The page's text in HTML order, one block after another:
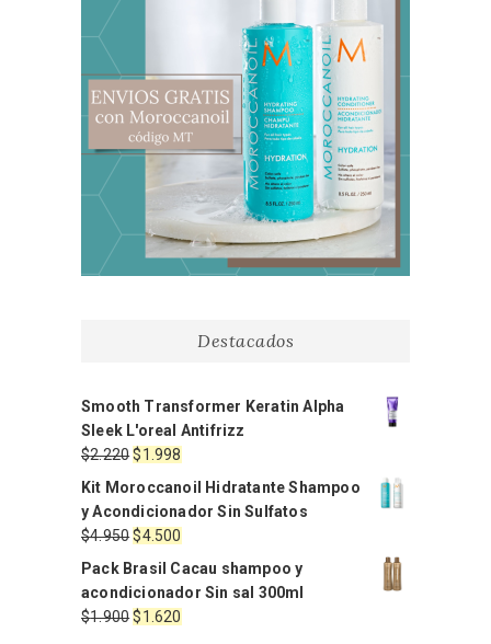
Destacados
Smooth Transformer Keratin Alpha
Sleek L'oreal Antifrizz
$2.220El
original
era:
$2.220.
$1.998
precio
actual
es:
$1.998.
Kit Moroccanoil Hidratante Shampoo
y Acondicionador Sin Sulfatos
$4.950El
precio
original
era:
$4.950.
$4.500
actual
es:
$4.500.
Pack Brasil Cacau shampoo y
acondicionador Sin sal 300ml
$1.900El
$1.620